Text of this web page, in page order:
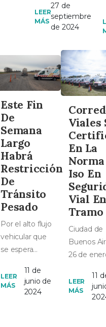
realizará la
reposición del
peatonal
ubicado...
LEER
MÁS
27 de
septiembre
de 2024
Este Fin
De
Semana
Largo
Habrá
Restricción
De
Tránsito
Pesado
Por el alto flujo
vehicular que
se espera
consecuencia
del fin de
LEER
MÁS
11 de
junio de
2024
Viales
En La
Norma
Iso En
Vial
Tramo
Ciudad de
Buenos
26 de
Norma
39001:2015
LEER
MÁS
11